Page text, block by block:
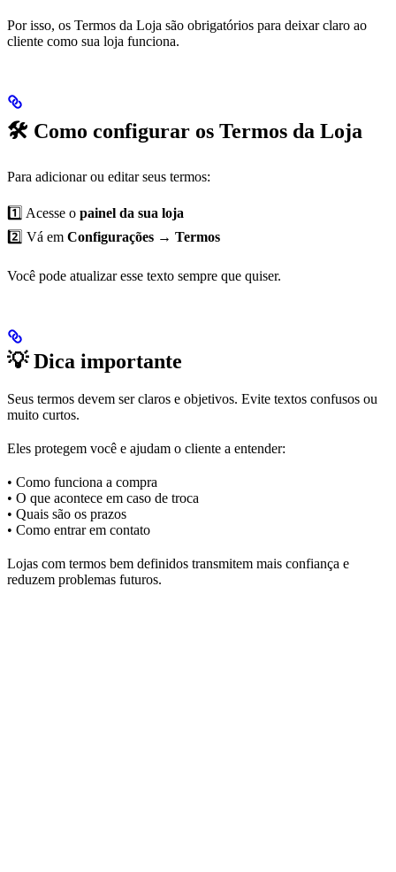
Por isso, os Termos da Loja são obrigatórios para deixar claro ao
cliente como sua loja funciona.
🛠️ Como configurar os Termos da Loja
Para adicionar ou editar seus termos:
1️⃣ Acesse o painel da sua loja
2️⃣ Vá em Configurações → Termos
Você pode atualizar esse texto sempre que quiser.
💡 Dica importante
Seus termos devem ser claros e objetivos. Evite textos confusos ou
muito curtos.
Eles protegem você e ajudam o cliente a entender:
• Como funciona a compra
• O que acontece em caso de troca
• Quais são os prazos
• Como entrar em contato
Lojas com termos bem definidos transmitem mais confiança e
reduzem problemas futuros.